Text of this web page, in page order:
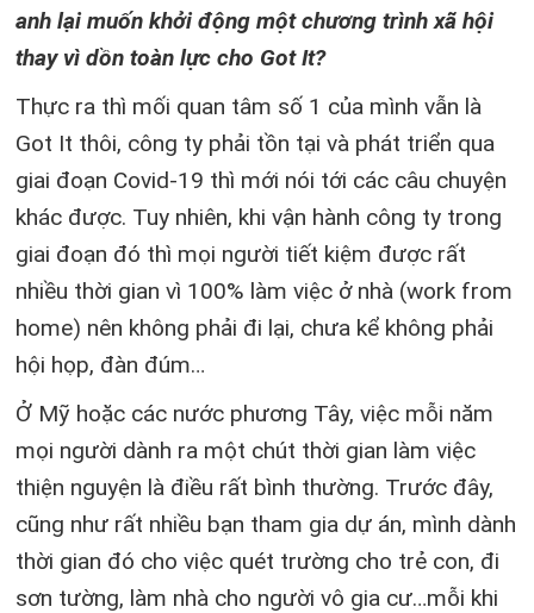
anh lại muốn khởi động một chương trình xã hội
thay vì dồn toàn lực cho Got It?
Thực ra thì mối quan tâm số 1 của mình vẫn là
Got It thôi, công ty phải tồn tại và phát triển qua
giai đoạn Covid-19 thì mới nói tới các câu chuyện
khác được. Tuy nhiên, khi vận hành công ty trong
giai đoạn đó thì mọi người tiết kiệm được rất
nhiều thời gian vì 100% làm việc ở nhà (work from
home) nên không phải đi lại, chưa kể không phải
hội họp, đàn đúm…
Ở Mỹ hoặc các nước phương Tây, việc mỗi năm
mọi người dành ra một chút thời gian làm việc
thiện nguyện là điều rất bình thường. Trước đây,
cũng như rất nhiều bạn tham gia dự án, mình dành
thời gian đó cho việc quét trường cho trẻ con, đi
sơn tường, làm nhà cho người vô gia cư…mỗi khi